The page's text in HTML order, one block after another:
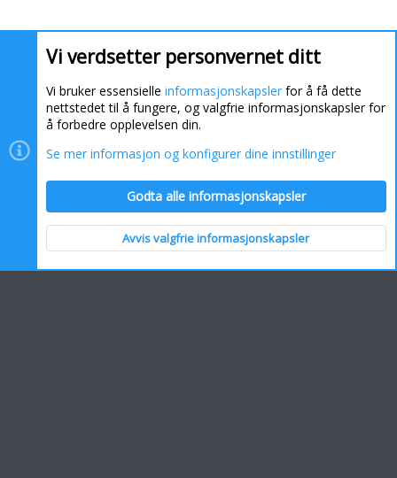
Informasjonskapsler Kontakt oss Hjelp
Topp Bunn
Vi verdsetter personvernet ditt
Vi bruker essensielle informasjonskapsler for å få dette
nettstedet til å fungere, og valgfrie informasjonskapsler for
å forbedre opplevelsen din.
Se mer informasjon og konfigurer dine innstillinger
Godta alle informasjonskapsler
Avvis valgfrie informasjonskapsler